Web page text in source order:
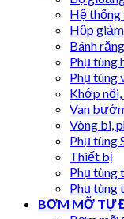
Hệ
Hộp
Bánh
Phụ tùng
Phụ tùng
Khớp
Van
Vòng bi,
Phụ tùng
Thiết bị
Phụ tùng
Phụ tùng
BƠM MỠ TỰ